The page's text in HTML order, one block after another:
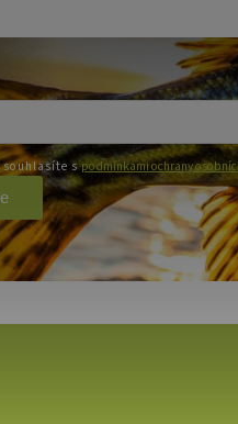
souhlasíte spodmínkami ochrany